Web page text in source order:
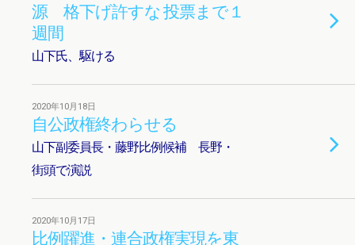
源 格下げ許すな 投票まで１
週間
山下氏、駆ける
2020年10月18日
自公政権終わらせる
山下副委員長・藤野比例候補 長野・
街頭で演説
2020年10月17日
比例躍進・連合政権実現を東